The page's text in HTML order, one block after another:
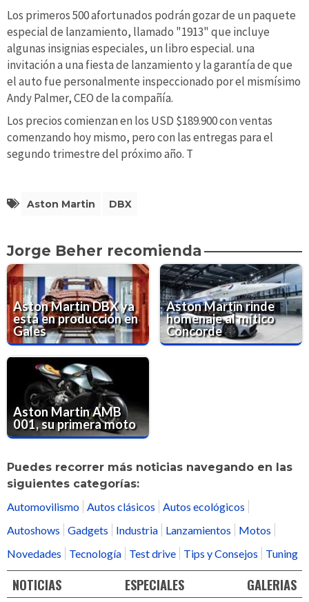
Los primeros 500 afortunados podrán gozar de un paquete
especial de lanzamiento, llamado "1913" que incluye
algunas insignias especiales, un libro especial. una
invitación a una fiesta de lanzamiento y la garantía de que
el auto fue personalmente inspeccionado por el mismísimo
Andy Palmer, CEO de la compañía.
Los precios comienzan en los USD $189.900 con ventas
comenzando hoy mismo, pero con las entregas para el
segundo trimestre del próximo año. T
Aston Martin DBX
Jorge Beher recomienda
Aston Martin DBX ya
está en producción en
Gales
Aston Martin rinde
homenaje al mítico
Concorde
Aston Martin AMB
001, su primera moto
Puedes recorrer más noticias navegando en las
siguientes categorías:
Automovilismo Autos clásicos
Autos ecológicos
Autoshows
Gadgets Industria Lanzamientos
Motos
Novedades
Tecnología Test drive Tips y Consejos Tuning
NOTICIAS ESPECIALES GALERIAS